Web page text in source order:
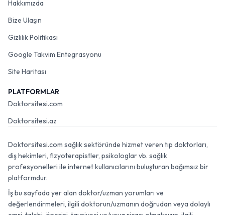
Hakkımızda
Bize Ulaşın
Gizlilik Politikası
Google Takvim Entegrasyonu
Site Haritası
PLATFORMLAR
Doktorsitesi.com
Doktorsitesi.az
Doktorsitesi.com sağlık sektöründe hizmet veren tıp doktorları,
diş hekimleri, fizyoterapistler, psikologlar vb. sağlık
profesyonelleri ile internet kullanıcılarını buluşturan bağımsız bir
platformdur.
İş bu sayfada yer alan doktor/uzman yorumları ve
değerlendirmeleri, ilgili doktorun/uzmanın doğrudan veya dolaylı